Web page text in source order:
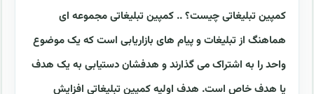
کمپین تبلیغاتی چیست؟ .. کمپین تبلیغاتی مجموعه ای
هماهنگ از تبلیغات و پیام های بازاریابی است که یک موضوع
واحد را به اشتراک می گذارند و هدفشان دستیابی به یک هدف
یا هدف خاص است. هدف اولیه کمپین تبلیغاتی افزایش